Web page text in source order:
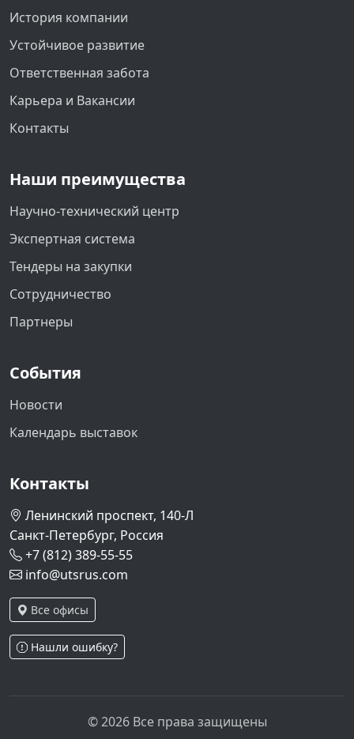
История компании
Устойчивое развитие
Ответственная забота
Карьера и Вакансии
Контакты
Наши преимущества
Научно-технический центр
Экспертная система
Тендеры на закупки
Сотрудничество
Партнеры
События
Новости
Календарь выставок
Контакты
Ленинский проспект, 140-Л
Санкт-Петербург, Россия
+7 (812) 389-55-55
info@utsrus.com
Все офисы
Нашли ошибку?
© 2026 Все права защищены